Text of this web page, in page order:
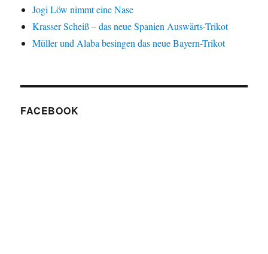
Jogi Löw nimmt eine Nase
Krasser Scheiß – das neue Spanien Auswärts-Trikot
Müller und Alaba besingen das neue Bayern-Trikot
FACEBOOK